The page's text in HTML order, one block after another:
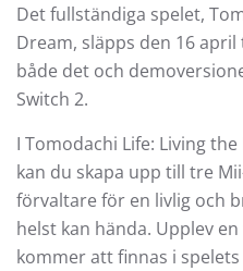
Det fullständiga spelet,
Dream, släpps den 16
både det och
Switch 2.
I Tomodachi Life: Living
kan du skapa upp till tre
förvaltare för en livlig och
helst kan hända. Upplev
kommer att finnas i